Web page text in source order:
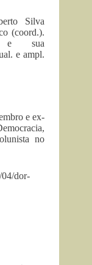
Silva
(coord.).
e sua
e ampl.
e ex-
no
dor-